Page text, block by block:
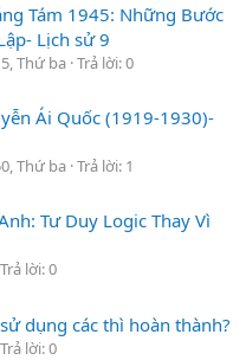
Tám 1945: Những Bước
Lịch sử 9
Thứ ba Trả lời: 0
Ái Quốc (1919-1930)-
Thứ ba Trả lời: 1
Tư Duy Logic Thay Vì
Trả lời: 0
dụng các thì hoàn thành?
Trả lời: 0